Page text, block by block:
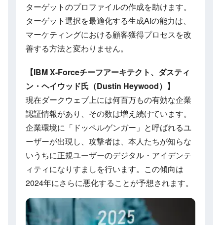
ターゲットのプロファイルの作成を助けます。
ターゲット選択を最適化する生成AIの能力は、
マーケティングにおける顧客獲得プロセスを改
善する方法と変わりません。
【IBM X-Forceチーフアーキテクト、ダスティ
ン・ヘイウッド氏（Dustin Heywood）】
現在ダークウェブ上には何百万もの有効な企業
認証情報があり、その数は増え続けています。
企業環境に「ドッペルゲンガー」と呼ばれるユ
ーザーが出現し、攻撃者は、本人たちが知らな
いうちに正規ユーザーのデジタル・アイデンテ
ィティになりすましを行います。この傾向は
2024年にさらに悪化することが予想されます。